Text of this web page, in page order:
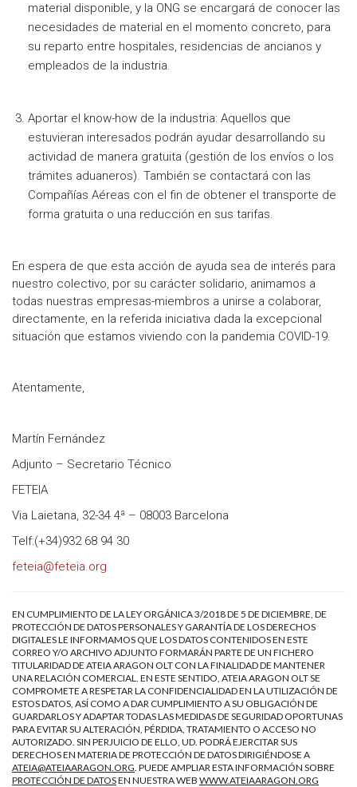
material disponible, y la ONG se encargará de conocer las
necesidades de material en el momento concreto, para
su reparto entre hospitales, residencias de ancianos y
empleados de la industria.
Aportar el know-how de la industria: Aquellos que
estuvieran interesados podrán ayudar desarrollando su
actividad de manera gratuita (gestión de los envíos o los
trámites aduaneros). También se contactará con las
Compañías Aéreas con el fin de obtener el transporte de
forma gratuita o una reducción en sus tarifas.
En espera de que esta acción de ayuda sea de interés para
nuestro colectivo, por su carácter solidario, animamos a
todas nuestras empresas-miembros a unirse a colaborar,
directamente, en la referida iniciativa dada la excepcional
situación que estamos viviendo con la pandemia COVID-19.
Atentamente,
Martín Fernández
Adjunto – Secretario Técnico
FETEIA
Via Laietana, 32-34 4ª – 08003 Barcelona
Telf:(+34)932 68 94 30
feteia@feteia.org
EN CUMPLIMIENTO DE LA LEY ORGÁNICA 3/2018 DE 5 DE DICIEMBRE, DE
PROTECCIÓN DE DATOS PERSONALES Y GARANTÍA DE LOS DERECHOS
DIGITALES LE INFORMAMOS QUE LOS DATOS CONTENIDOS EN ESTE
CORREO Y/O ARCHIVO ADJUNTO FORMARÁN PARTE DE UN FICHERO
TITULARIDAD DE ATEIA ARAGON OLT CON LA FINALIDAD DE MANTENER
UNA RELACIÓN COMERCIAL. EN ESTE SENTIDO, ATEIA ARAGON OLT SE
COMPROMETE A RESPETAR LA CONFIDENCIALIDAD EN LA UTILIZACIÓN DE
ESTOS DATOS, ASÍ COMO A DAR CUMPLIMIENTO A SU OBLIGACIÓN DE
GUARDARLOS Y ADAPTAR TODAS LAS MEDIDAS DE SEGURIDAD OPORTUNAS
PARA EVITAR SU ALTERACIÓN, PÉRDIDA, TRATAMIENTO O ACCESO NO
AUTORIZADO. SIN PERJUICIO DE ELLO, UD. PODRÁ EJERCITAR SUS
DERECHOS EN MATERIA DE PROTECCIÓN DE DATOS DIRIGIÉNDOSE A
ATEIA@ATEIAARAGON.ORG. PUEDE AMPLIAR ESTA INFORMACIÓN SOBRE
PROTECCIÓN DE DATOSEN NUESTRA WEB WWW.ATEIAARAGON.ORG